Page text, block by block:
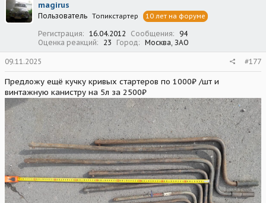
и
и
magirus
Пользователь Топикстартер 10 лет на форуме
Регистрация 16.04.2012 Сообщения
94
Оценка реакций
23 Город Москва, ЗАО
09.11.2025 #177
Предложу ещё кучку кривых стартеров по 1000₽ /шт и
винтажную канистру на 5л за 2500₽